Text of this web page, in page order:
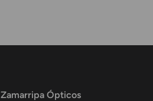
Zamarripa Ópticos